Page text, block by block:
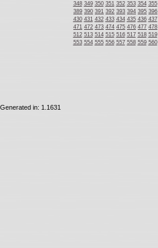
348 349 350 351 352 353 354 355
389 390 391 392 393 394 395 396
430 431 432 433 434 435 436 437
471 472 473 474 475 476 477 478
512 513 514 515 516 517 518 519
553 554 555 556 557 558 559 560
Generated in: 1.1631